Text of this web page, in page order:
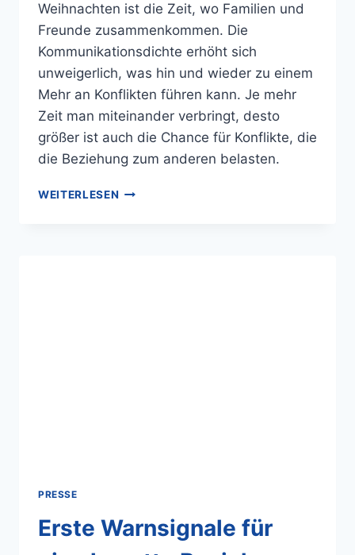
Weihnachten ist die Zeit, wo Familien und
Freunde zusammenkommen. Die
Kommunikationsdichte erhöht sich
unweigerlich, was hin und wieder zu einem
Mehr an Konflikten führen kann. Je mehr
Zeit man miteinander verbringt, desto
größer ist auch die Chance für Konflikte, die
die Beziehung zum anderen belasten.
WEITERLESEN
PRESSE
Erste Warnsignale für